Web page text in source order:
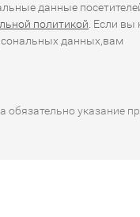
данные
политикой. Если вы
данных,вам
обязательно указание